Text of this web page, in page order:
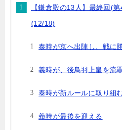
【鎌倉殿の13人】最終回(
(12/18)
泰時が京へ出陣し、戦に
義時が、後鳥羽上皇を流
泰時が新ルールに取り組
義時が最後を迎える